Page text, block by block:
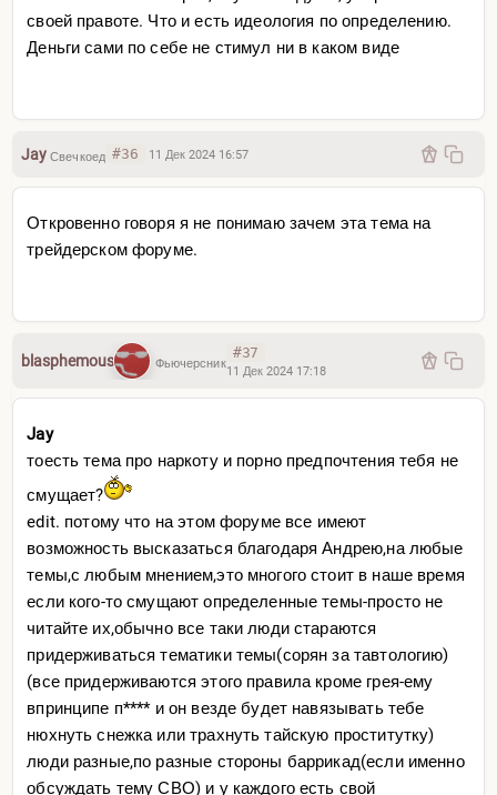
своей правоте. Что и есть идеология по определению.
Деньги сами по себе не стимул ни в каком виде
Jay Свечкоед #36 11 Дек 2024 16:57
Откровенно говоря я не понимаю зачем эта тема на
трейдерском форуме.
blasphemous Фьючерсник
#37
11 Дек 2024 17:18
Jay
тоесть тема про наркоту и порно предпочтения тебя не
смущает?
edit. потому что на этом форуме все имеют
возможность высказаться благодаря Андрею,на любые
темы,с любым мнением,это многого стоит в наше время
если кого-то смущают определенные темы-просто не
читайте их,обычно все таки люди стараются
придерживаться тематики темы(сорян за тавтологию)
(все придерживаются этого правила кроме грея-ему
впринципе п**** и он везде будет навязывать тебе
нюхнуть снежка или трахнуть тайскую проститутку)
люди разные,по разные стороны баррикад(если именно
обсуждать тему СВО) и у каждого есть свой